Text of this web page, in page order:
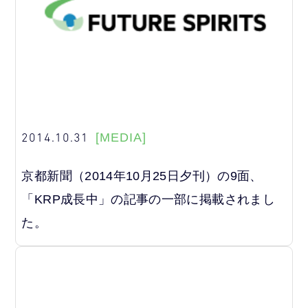
2014.10.31 [MEDIA]
京都新聞（2014年10月25日夕刊）の9面、
「KRP成長中」の記事の一部に掲載されまし
た。